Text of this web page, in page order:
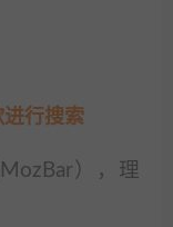
行搜索
），理